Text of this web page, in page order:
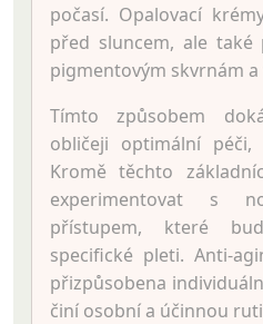
počasí. Opalovací
před sluncem, ale
pigmentovým skvrnám a
Tímto způsobem
obličeji optimální
Kromě těchto
experimentovat s
přístupem, které
specifické pleti. Anti-
přizpůsobena
činí osobní a účinnou